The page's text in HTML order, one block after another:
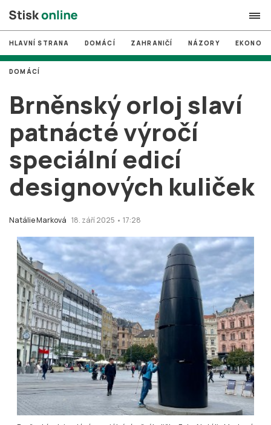
search
# MUNI
# Brno
# volby
login PŘIHLÁSIT SE
Zapomněli jste heslo?
Založit nový účet
HLAVNÍ STRANA DOMÁCÍ ZAHRANIČÍ NÁZORY
Brněnský orloj slaví
patnácté výročí
speciální edicí
designových kuliček
Natálie Marková 18. září 2025 • 17:28
DOMÁCÍ